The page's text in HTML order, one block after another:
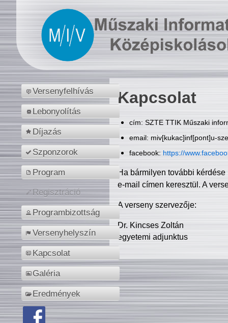
Versenyfelhívás
Lebonyolítás
Díjazás
Szponzorok
Program
Regisztráció
Programbizottság
Versenyhelyszín
Kapcsolat
Galéria
Eredmények
Kapcsolat
cím: SZTE TTIK Műszaki
email: miv[kukac]inf[pont]u-
facebook: https://
Ha bármilyen további
e-mail címen keresztül. A
A verseny szervezője:
Dr. Kincses Zoltán
egyetemi adjunktus